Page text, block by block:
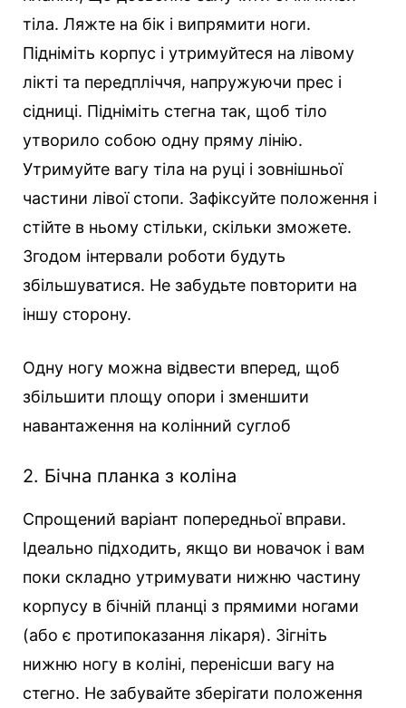
тіла. Ляжте на бік і випрямити ноги.
Підніміть корпус і утримуйтеся на лівому
лікті та передпліччя, напружуючи прес і
сідниці. Підніміть стегна так, щоб тіло
утворило собою одну пряму лінію.
Утримуйте вагу тіла на руці і зовнішньої
частини лівої стопи. Зафіксуйте положення і
стійте в ньому стільки, скільки зможете.
Згодом інтервали роботи будуть
збільшуватися. Не забудьте повторити на
іншу сторону.
Одну ногу можна відвести вперед, щоб
збільшити площу опори і зменшити
навантаження на колінний суглоб
2. Бічна планка з коліна
Спрощений варіант попередньої вправи.
Ідеально підходить, якщо ви новачок і вам
поки складно утримувати нижню частину
корпусу в бічній планці з прямими ногами
(або є протипоказання лікаря). Зігніть
нижню ногу в коліні, перенісши вагу на
стегно. Не забувайте зберігати положення